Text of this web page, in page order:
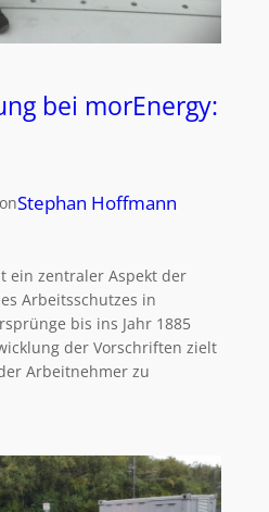
bei morEnergy:
Stephan Hoffmann
ein zentraler Aspekt der
Arbeitsschutzes in
bis ins Jahr 1885
der Vorschriften zielt
Arbeitnehmer zu